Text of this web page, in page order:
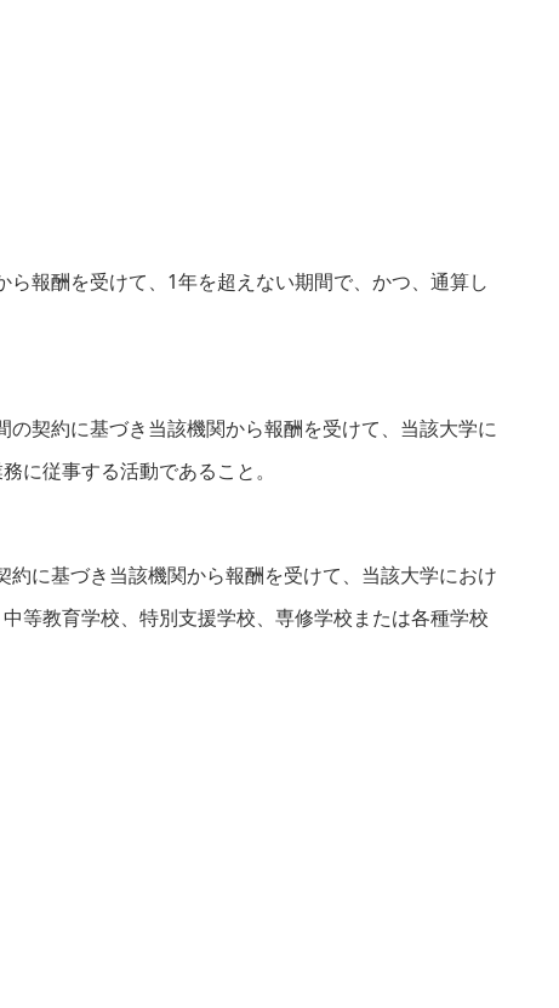
報酬を受けて、1年を超えない期間で、かつ、通算し
契約に基づき当該機関から報酬を受けて、当該大学に
に従事する活動であること。
に基づき当該機関から報酬を受けて、当該大学におけ
等教育学校、特別支援学校、専修学校または各種学校